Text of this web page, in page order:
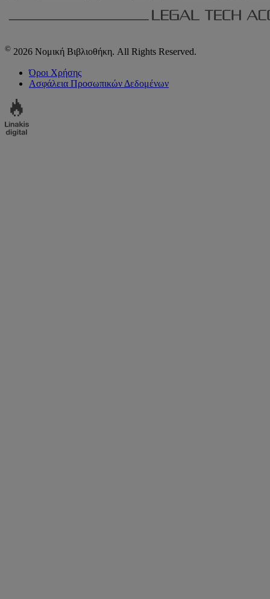
© 2026 Νομική Βιβλιοθήκη. All Rights Reserved.
Όροι Χρήσης
Ασφάλεια Προσωπικών Δεδομένων